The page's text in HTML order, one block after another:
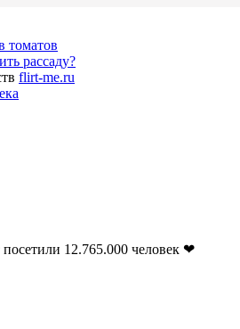
томатов
рассаду?
flirt-me.ru
12.765.000 человек ❤